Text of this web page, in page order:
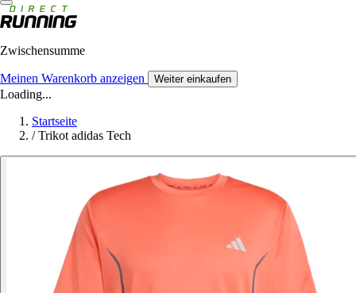
Zwischensumme
Meinen Warenkorb anzeigen Weiter einkaufen
Loading...
Startseite
/ Trikot adidas Tech